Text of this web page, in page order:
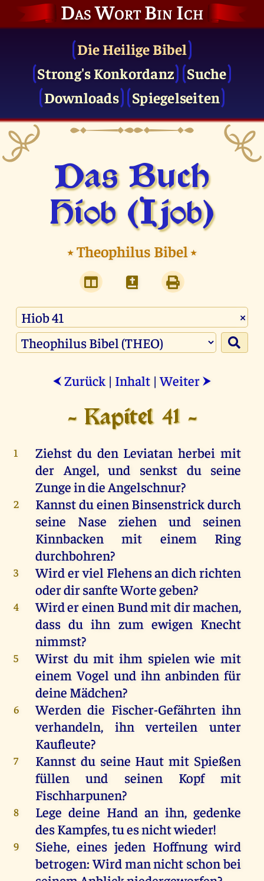
Das Wort Bin Ich
Die Heilige Bibel
Strong's Konkordanz
Suche
Downloads
Spiegelseiten
Das Buch
Hiob (Ijob)
⭑Theophilus Bibel⭑
×
⮜ Zurück | Inhalt |Weiter ⮞
- Kapitel 41 -
1 Ziehst du denLeviatanherbei mit
der Angel,und senkst du seine
ZungeindieAngelschnur?
2 KannstdueinenBinsenstrickdurch
seine
Nase ziehen und
seinen
Kinnbacken
mit einem
Ring
durchbohren?
3 Wirderviel Flehensandichrichten
oderdirsanfteWortegeben?
4 Wirdereinen Bundmitdirmachen,
dassdu ihn zum ewigen Knecht
nimmst?
5 Wirst du mit ihm spielen wie mit
einem Vogel und ihn anbinden für
deine Mädchen?
6 Werden die Fischer-Gefährtenihn
verhandeln, ihnverteilenunter
Kaufleute?
7 Kannst du seine Haut mit Spießen
füllen
und seinen Kopf
mit
Fischharpunen?
8 Lege deine Hand an ihn,gedenke
desKampfes,tuesnichtwieder!
9 Siehe, eines jeden Hoffnung wird
betrogen:Wirdmannicht schonbei